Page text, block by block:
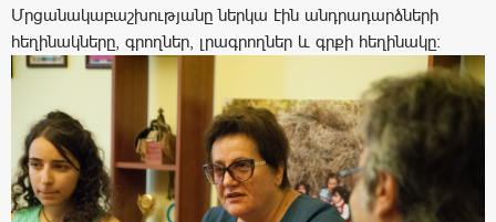
Մրցանակաբաշխությանը ներկա էին անդրադարձների
հեղինակները, գրողներ, լրագրողներ և գրքի հեղինակը: